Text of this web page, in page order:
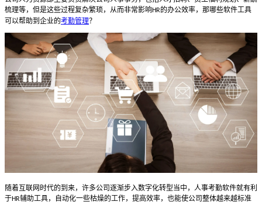
梳理等，但是这些过程复杂繁琐，从而非常影响HR的办公效率，那哪些软件工具
可以帮助到企业的考勤管理？
随着互联网时代的到来，许多公司逐渐步入数字化转型当中，人事考勤软件就有利
于HR辅助工具，自动化一些枯燥的工作，提高效率，也能使公司整体越来越标准